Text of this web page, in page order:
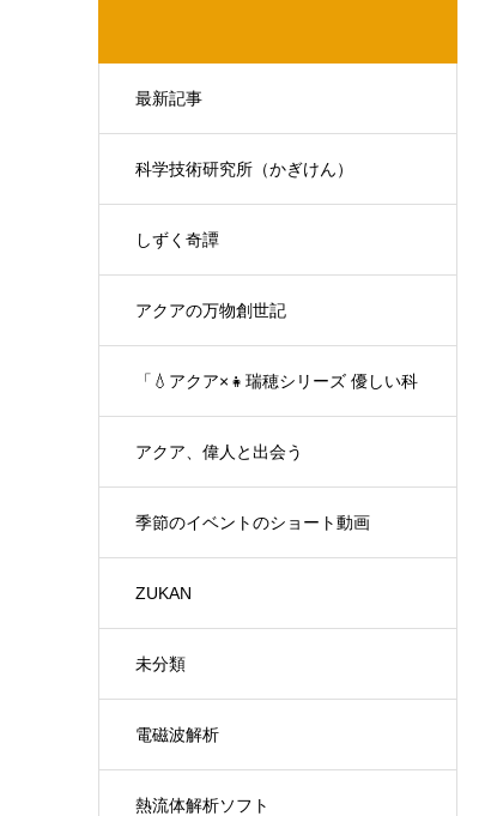
最新記事
科学技術研究所（かぎけん）
しずく奇譚
アクアの万物創世記
「💧アクア×👧瑞穂シリーズ 優しい科
学の対話」
アクア、偉人と出会う
季節のイベントのショート動画
ZUKAN
未分類
電磁波解析
熱流体解析ソフト